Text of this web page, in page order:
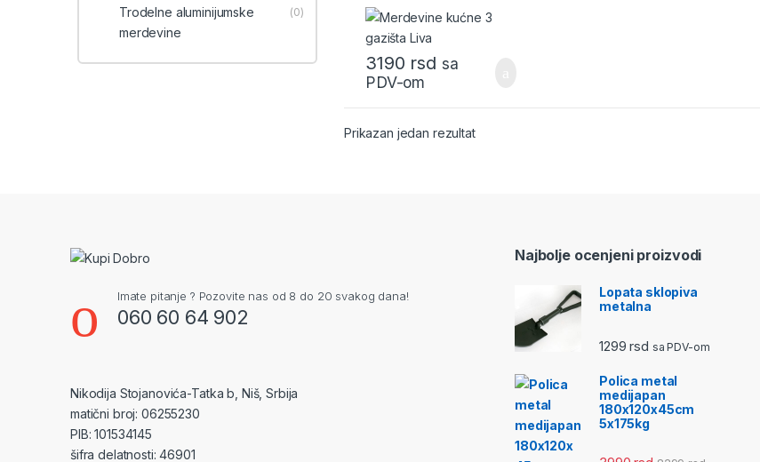
3190 rsd sa
PDV-om
Prikazan jedan rezultat
Trodelne aluminijumske
merdevine
(0)
Imate pitanje ? Pozovite nas od 8 do 20 svakog dana!
060 60 64 902
Nikodija Stojanovića-Tatka b, Niš, Srbija
matični broj: 06255230
PIB: 101534145
šifra delatnosti: 46901
Najbolje ocenjeni proizvodi
Lopata sklopiva
metalna
1299rsd sa PDV-om
Polica metal
medijapan
180x120x45cm
5x175kg